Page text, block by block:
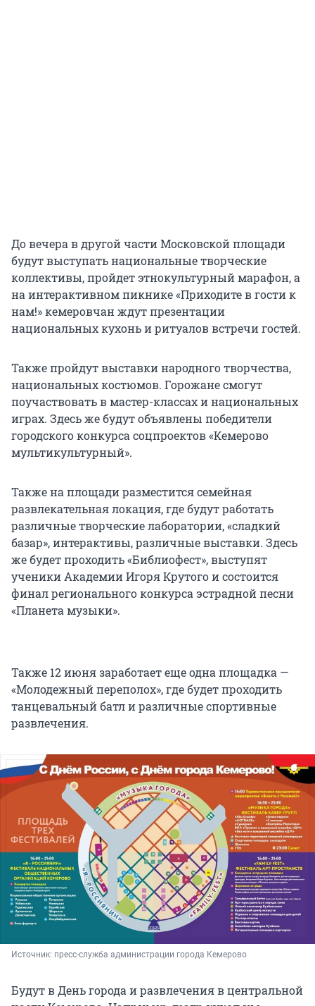
До вечера в другой части Московской площади
будут выступать национальные творческие
коллективы, пройдет этнокультурный марафон, а
на интерактивном пикнике «Приходите в гости к
нам!» кемеровчан ждут презентации
национальных кухонь и ритуалов встречи гостей.
Также пройдут выставки народного творчества,
национальных костюмов. Горожане смогут
поучаствовать в мастер-классах и национальных
играх. Здесь же будут объявлены победители
городского конкурса соцпроектов «Кемерово
мультикультурный».
Также на площади разместится семейная
развлекательная локация, где будут работать
различные творческие лаборатории, «сладкий
базар», интерактивы, различные выставки. Здесь
же будет проходить «Библиофест», выступят
ученики Академии Игоря Крутого и состоится
финал регионального конкурса эстрадной песни
«Планета музыки».
Также 12 июня заработает еще одна площадка —
«Молодежный переполох», где будет проходить
танцевальный батл и различные спортивные
развлечения.
Источник: пресс-служба администрации города Кемерово
Будут в День города и развлечения в центральной